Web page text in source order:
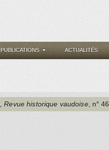
PUBLICATIONS ACTUALITÉS
, Revue historique vaudoise, n° 46